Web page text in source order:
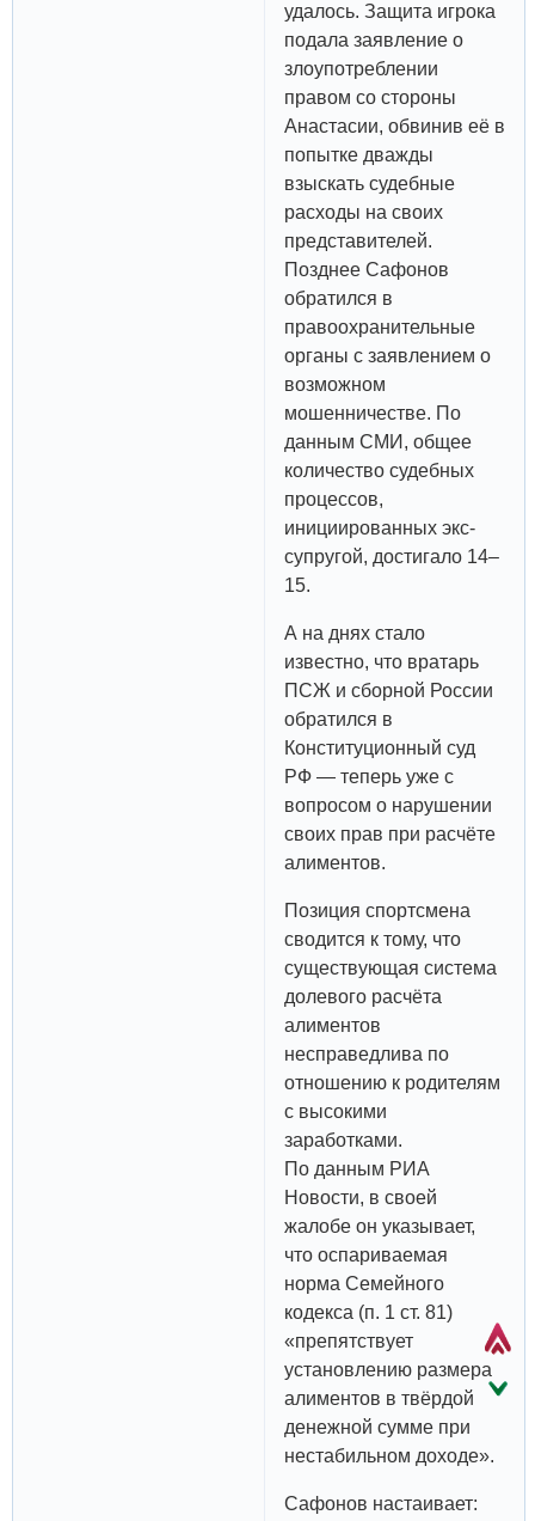
удалось. Защита игрока
подала заявление о
злоупотреблении
правом со стороны
Анастасии, обвинив её в
попытке дважды
взыскать судебные
расходы на своих
представителей.
Позднее Сафонов
обратился в
правоохранительные
органы с заявлением о
возможном
мошенничестве. По
данным СМИ, общее
количество судебных
процессов,
инициированных экс-
супругой, достигало 14–
15.
А на днях стало
известно, что вратарь
ПСЖ и сборной России
обратился в
Конституционный суд
РФ — теперь уже с
вопросом о нарушении
своих прав при расчёте
алиментов.
Позиция спортсмена
сводится к тому, что
существующая система
долевого расчёта
алиментов
несправедлива по
отношению к родителям
с высокими
заработками.
По данным РИА
Новости, в своей
жалобе он указывает,
что оспариваемая
норма Семейного
кодекса (п. 1 ст. 81)
«препятствует
установлению размера
алиментов в твёрдой
денежной сумме при
нестабильном доходе».
Сафонов настаивает: